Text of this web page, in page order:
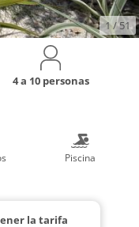
1/ 51
4 a 10 personas
Piscina
la tarifa